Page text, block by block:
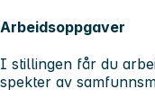
Arbeidsoppgaver
I stillingen får du
spekter av